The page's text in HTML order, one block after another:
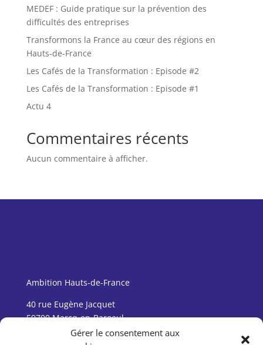
Gérer le consentement aux
MEDEF : Guide pratique sur la prévention des
difficultés des entreprises
Transformons la France au cœur des régions en
Hauts-de-France
Les Cafés de la Transformation : Episode #2
Les Cafés de la Transformation : Episode #1
Actu 4
Commentaires récents
Aucun commentaire à afficher.
Ambition Hauts-de-France
40 rue Eugène Jacquet
59700 Marcq-en-Baroeul